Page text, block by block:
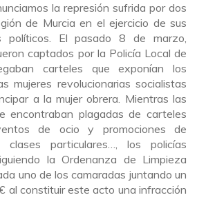
la represión sufrida por dos
de Murcia en el ejercicio de sus
políticos. El pasado 8 de marzo,
captados por la Policía Local de
carteles que exponían los
mujeres revolucionarias socialistas
a la mujer obrera. Mientras las
encontraban plagadas de carteles
de ocio y promociones de
clases particulares…, los policías
la Ordenanza de Limpieza
uno de los camaradas juntando un
al constituir este acto una infracción